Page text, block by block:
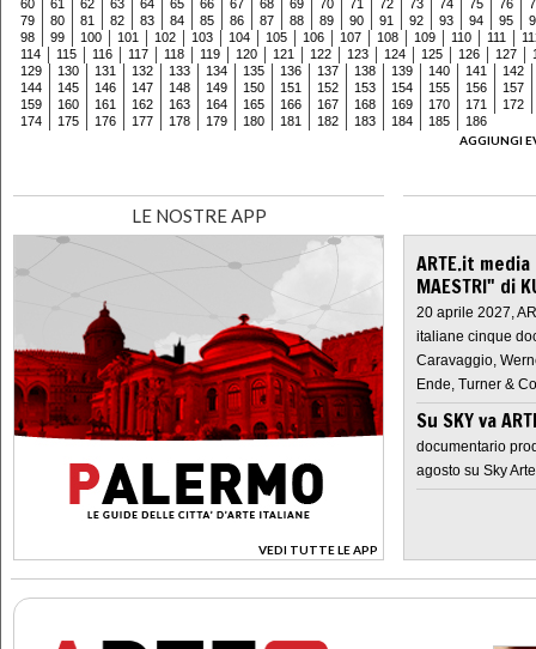
60 61 62 63 64 65 66 67 68 69 70 71 72 73 74 75 76
79
80 81 82 83 84 85 86 87 88 89 90 91 92 93 94 95
98
99 100 101 102 103 104 105 106 107 108 109 110 111
114
115 116 117 118 119 120 121 122 123 124 125 126 127
129
130 131 132 133 134 135 136 137 138 139 140 141
142
144
145 146 147 148 149 150 151 152 153 154 155 156
157
159
160 161 162 163 164 165 166 167 168 169 170 171
172
174
175 176 177 178 179 180 181 182 183 184 185
186
AGGIUNGI
LE NOSTRE APP
VEDI TUTTE LE APP
>
ARTE.it
MAESTRI" di
20 aprile 2027,
italiane cinque
Caravaggio,
Ende, Turner &
Su SKY va
documentario
agosto su Sky Arte